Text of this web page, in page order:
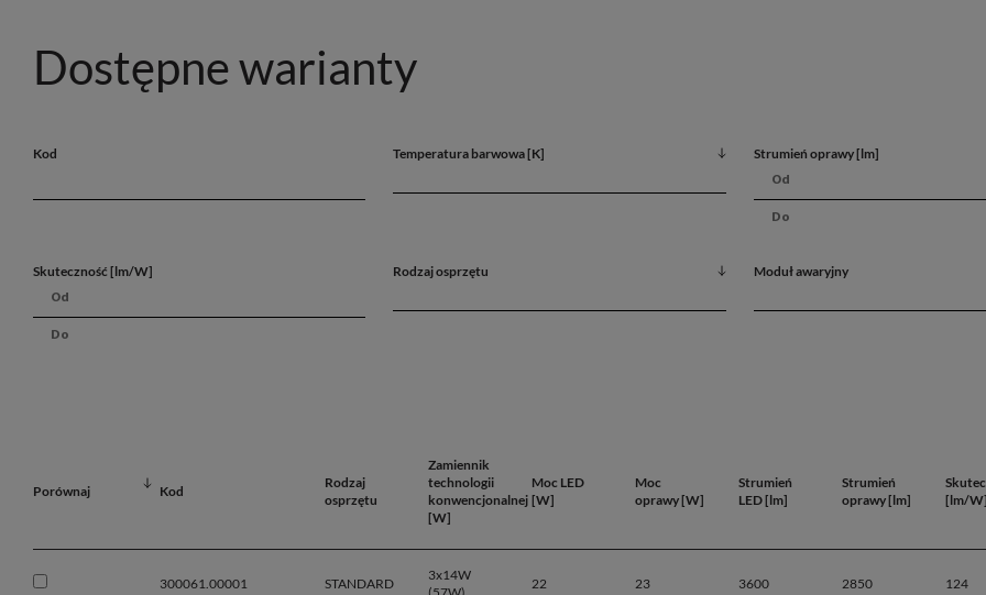
Dostępne warianty
Kod Temperatura barwowa [K] Strumień oprawy [lm]
Skuteczność [lm/W] Rodzaj osprzętu Moduł awaryjny
Porównaj Kod
Rodzaj
osprzętu
Zamiennik
technologii
konwencjonalnej
[W]
Moc LED
[W]
Moc
oprawy [W]
Strumień
LED [lm]
Strumień
oprawy [lm]
[lm/W]
300061.00001 STANDARD
3x14W
22 23 3600 2850 124